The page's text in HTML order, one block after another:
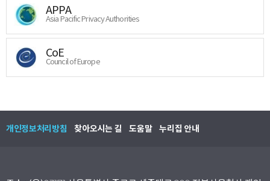
APPA
Asia Pacific Privacy Authorities
CoE
Council of Europe
개인정보처리방침 찾아오시는 길 도움말 누리집 안내